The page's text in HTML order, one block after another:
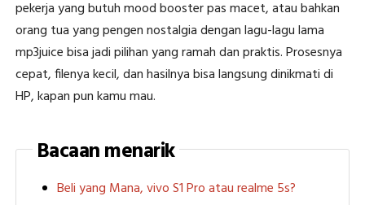
pekerja yang butuh mood booster pas macet, atau bahkan
orang tua yang pengen nostalgia dengan lagu-lagu lama
mp3juice bisa jadi pilihan yang ramah dan praktis. Prosesnya
cepat, filenya kecil, dan hasilnya bisa langsung dinikmati di
HP, kapan pun kamu mau.
Bacaan menarik
Beli yang Mana, vivo S1 Pro atau realme 5s?